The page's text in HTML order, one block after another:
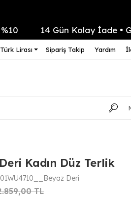
14 Gün Kolay İade •
Lirası Sipariş Takip Yardım
Kadın Düz Terlik
01WU4710__Beyaz Deri
TL